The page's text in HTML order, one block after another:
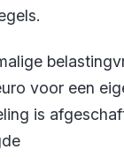
voor een
is